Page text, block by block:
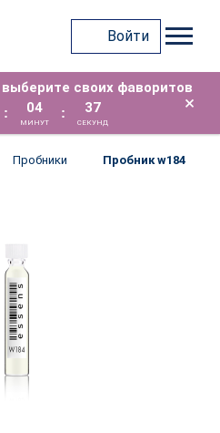
Войти
своих фаворитов
: 04
МИНУТ
: 37
СЕКУНД
×
Пробники Пробник w184